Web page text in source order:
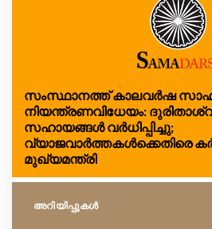
സംസ്ഥാനത്ത് കാലവർഷ
നിയന്ത്രണവിധേയം:
സഹായങ്ങൾ വർധിപ്പിച്ചു;
വ്യാജവാർത്തകൾക്കെതിരെ
മുഖ്യമന്ത്രി
അറിയിപ്പുകള്‍